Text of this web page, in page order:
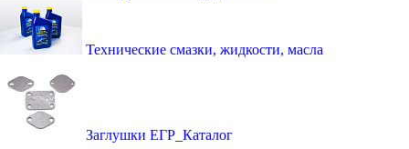
Технические смазки, жидкости, масла
Заглушки ЕГР_Каталог